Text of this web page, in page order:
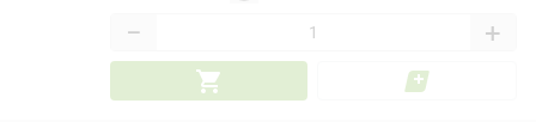
− +